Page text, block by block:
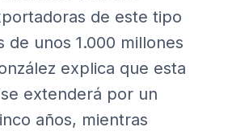
de este tipo
de unos 1.000 millones
explica que esta
extenderá por un
años, mientras